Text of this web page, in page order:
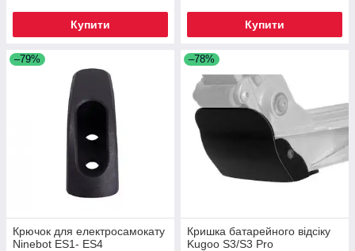
Купити Купити
–79%
Крючок для електросамокату
Ninebot ES1- ES4
–78%
Кришка батарейного відсіку
Kugoo S3/S3 Pro